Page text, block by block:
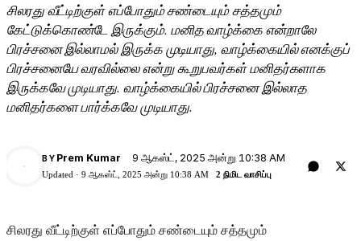
சிலரது வீட்டிற்குள் எப்போதும் சண்டையும் சத்தமும்
கேட்டுக்கொண்டே இருக்கும். மனித வாழ்க்கை என்றாலே
பிரச்சனை இல்லாமல் இருக்க முடியாது, வாழ்க்கையில் எனக்குப்
பிரச்சனையே வரவில்லை என்று கூறுபவர்கள் மனிதர்களாக
இருக்கவே முடியாது. வாழ்க்கையில் பிரச்சனை இல்லாத
மனிதர்களை பார்க்கவே முடியாது.
PK
BY Prem Kumar 9 ஆகஸ்ட், 2025 அன்று 10:38 AM
Updated · 9 ஆகஸ்ட், 2025 அன்று 10:38 AM 2 நிமிட வாசிப்பு
சிலரது வீட்டிற்குள் எப்போதும் சண்டையும் சத்தமும்